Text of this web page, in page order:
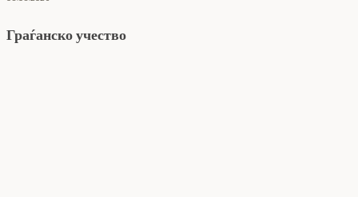
Граѓанско учество